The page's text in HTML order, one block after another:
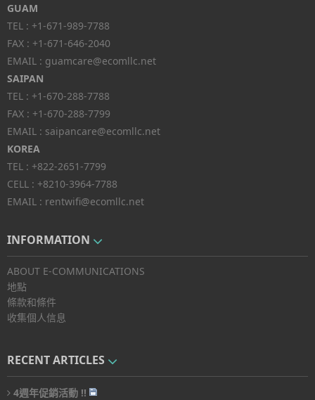
GUAM
TEL : +1-671-989-7788
FAX : +1-671-646-2040
EMAIL : guamcare@ecomllc.net
SAIPAN
TEL : +1-670-288-7788
FAX : +1-670-288-7799
EMAIL : saipancare@ecomllc.net
KOREA
TEL : +822-2651-7799
CELL : +8210-3964-7788
EMAIL : rentwifi@ecomllc.net
INFORMATION
ABOUT E-COMMUNICATIONS
地點
條款和條件
收集個人信息
RECENT ARTICLES
4週年促銷活動 !!